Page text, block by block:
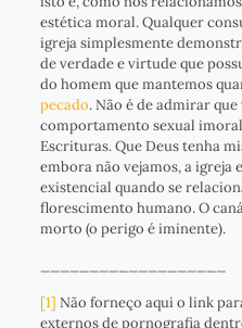
estética moral. Qualquer
igreja simplesmente
de verdade e virtude que
do homem que mantemos
pecado. Não é de admirar
comportamento sexual
Escrituras. Que Deus tenha
embora não vejamos, a igreja
existencial quando se
florescimento humano. O
morto (o perigo é iminente).
[1] Não forneço aqui o link
externos de pornografia